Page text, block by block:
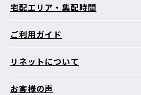
宅配エリア・集配時間
ご利用ガイド
リネットについて
お客様の声